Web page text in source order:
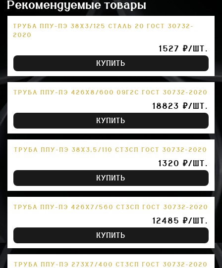
Рекомендуемые товары
ТРУБА ППУ-ПЭ 38Х3/125 СТАЛЬ 20 ГОСТ 30732-
2020
1527 ₽/ШТ.
КУПИТЬ
ТРУБА ППУ-ПЭ 426Х8/600 09Г2С ГОСТ 30732-2020
18823 ₽/ШТ.
КУПИТЬ
ТРУБА ППУ-ПЭ 38Х3,5/110 СТ3СП ГОСТ 30732-2020
1320 ₽/ШТ.
КУПИТЬ
ТРУБА ППУ-ПЭ 426Х7/560 СТ3СП ГОСТ 30732-2020
12485 ₽/ШТ.
КУПИТЬ
ТРУБА ППУ-ПЭ 273Х7/400 СТ3СП ГОСТ 30732-2020